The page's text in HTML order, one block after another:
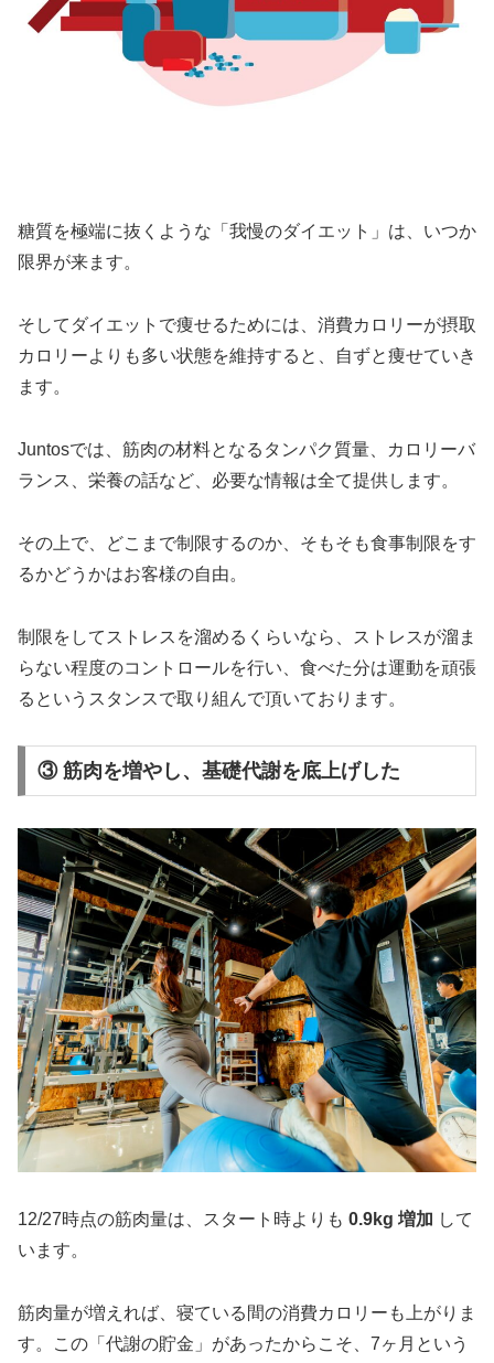
糖質を極端に抜くような「我慢のダイエット」は、いつか
限界が来ます。
そしてダイエットで痩せるためには、消費カロリーが摂取
カロリーよりも多い状態を維持すると、自ずと痩せていき
ます。
Juntosでは、筋肉の材料となるタンパク質量、カロリーバ
ランス、栄養の話など、必要な情報は全て提供します。
その上で、どこまで制限するのか、そもそも食事制限をす
るかどうかはお客様の自由。
制限をしてストレスを溜めるくらいなら、ストレスが溜ま
らない程度のコントロールを行い、食べた分は運動を頑張
るというスタンスで取り組んで頂いております。
③ 筋肉を増やし、基礎代謝を底上げした
12/27時点の筋肉量は、スタート時よりも 0.9kg 増加 して
います。
筋肉量が増えれば、寝ている間の消費カロリーも上がりま
す。この「代謝の貯金」があったからこそ、7ヶ月という